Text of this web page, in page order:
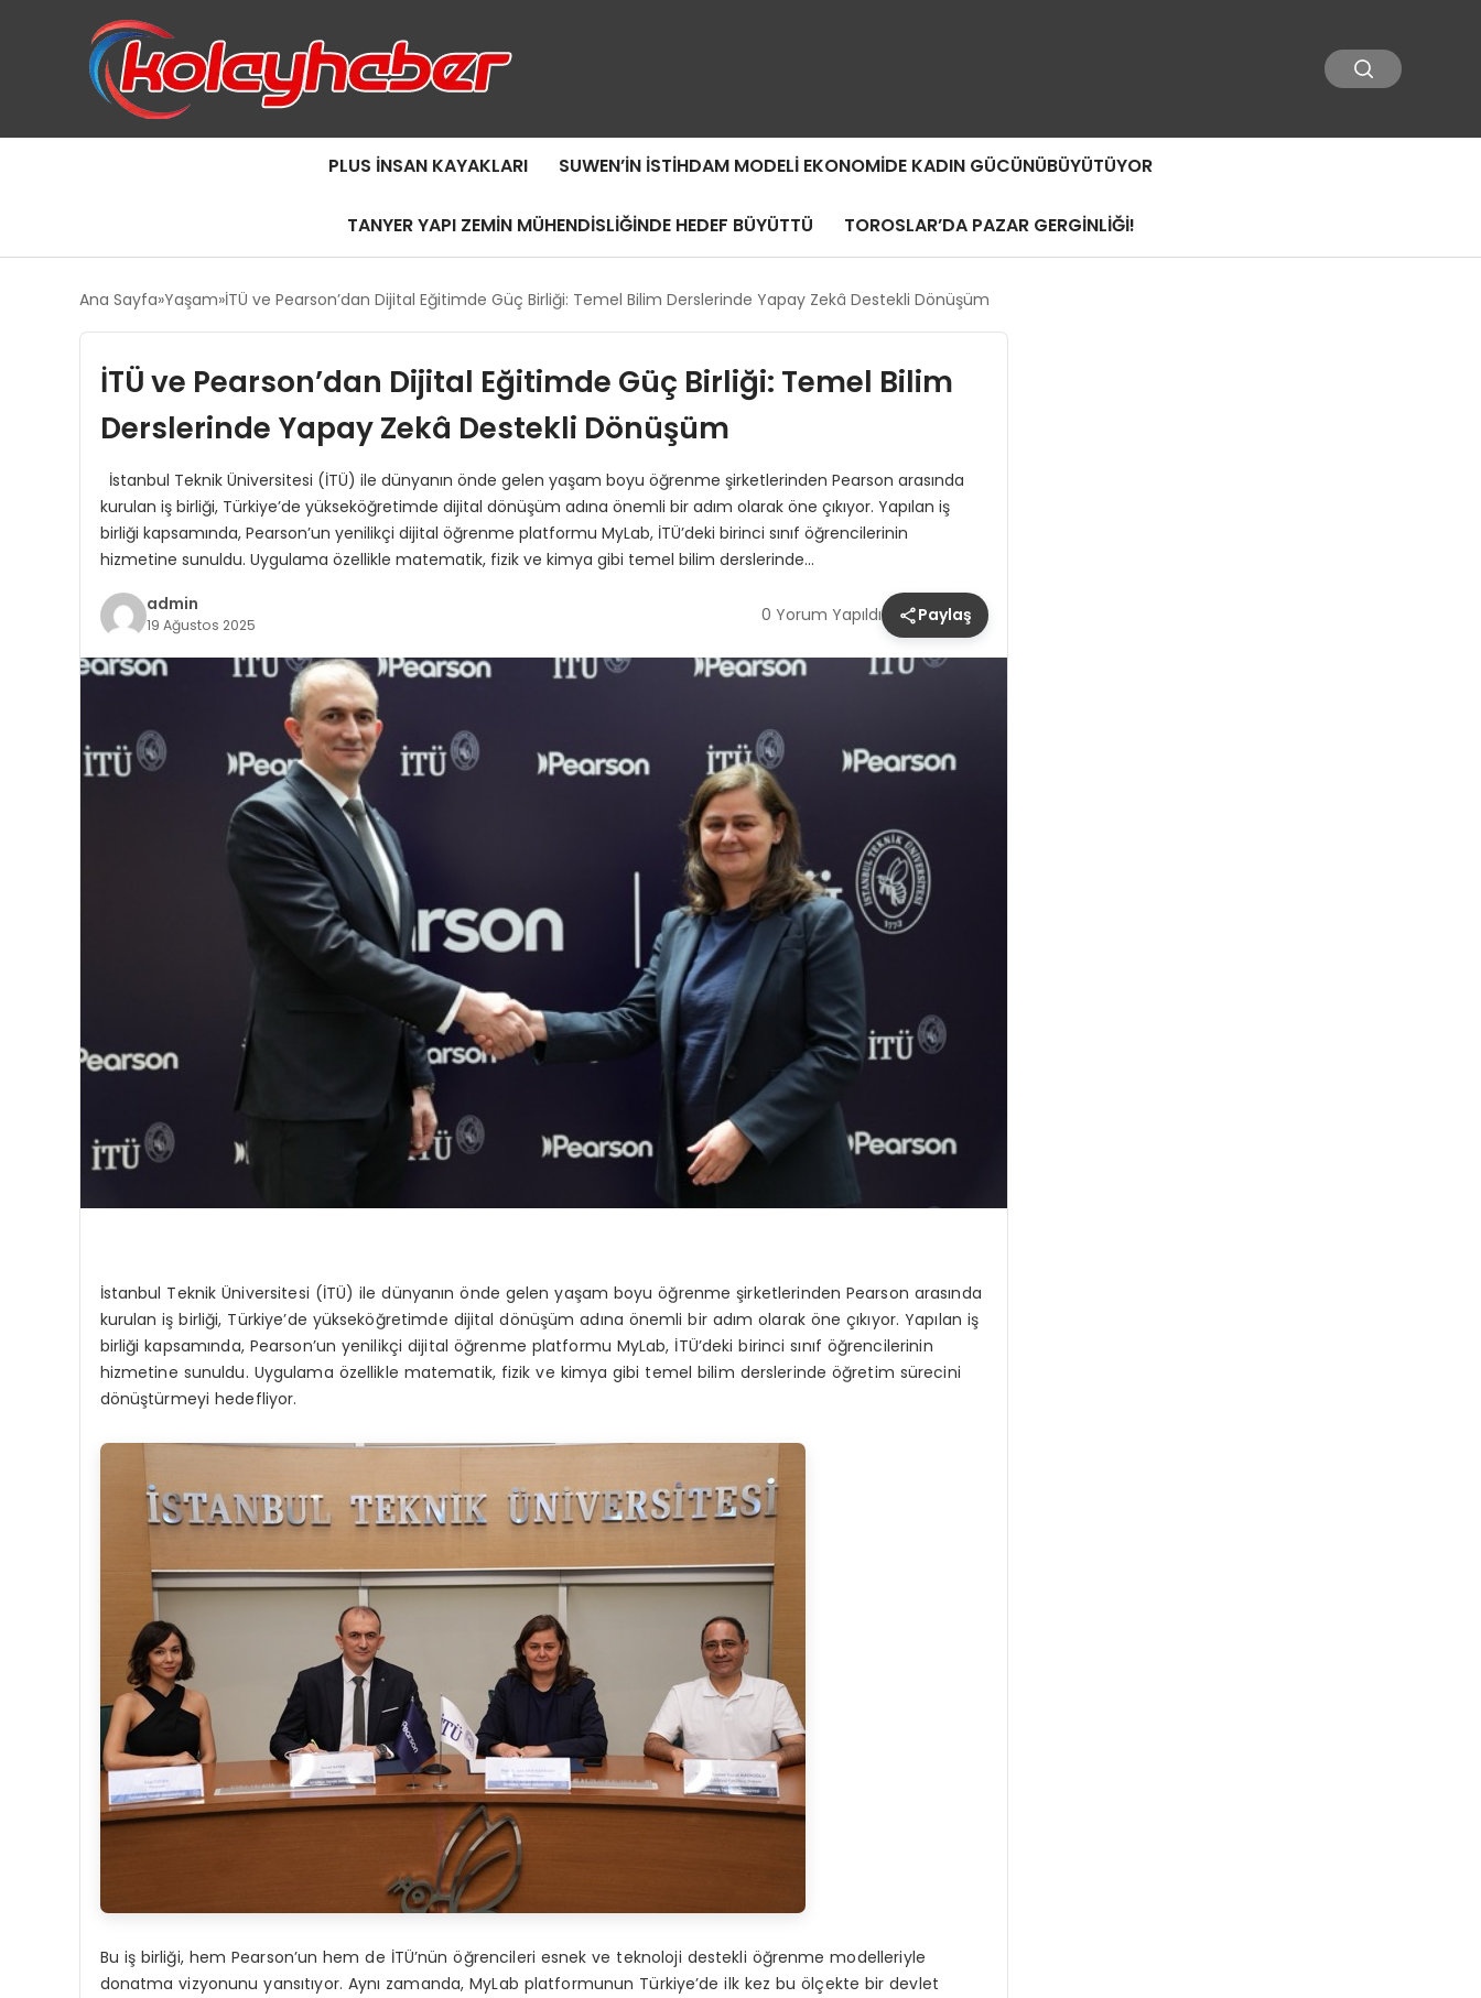
PLUS İNSAN KAYAKLARI SUWEN’IN İSTIHDAM MODELI EKONOMIDE KADIN GÜCÜNÜBÜYÜTÜYOR
TANYER YAPI ZEMIN MÜHENDISLIĞINDE HEDEF BÜYÜTTÜ TOROSLAR’DA PAZAR GERGİNLİĞİ!
Ana Sayfa Yaşam İTÜ ve Pearson’dan Dijital Eğitimde Güç Birliği: Temel Bilim Derslerinde Yapay Zekâ Destekli Dönüşüm
İTÜ ve Pearson’dan Dijital Eğitimde Güç Birliği: Temel Bilim
Derslerinde Yapay Zekâ Destekli Dönüşüm
İstanbul Teknik Üniversitesi (İTÜ) ile dünyanın önde gelen yaşam boyu öğrenme şirketlerinden Pearson arasında
kurulan iş birliği, Türkiye’de yükseköğretimde dijital dönüşüm adına önemli bir adım olarak öne çıkıyor. Yapılan iş
birliği kapsamında, Pearson’un yenilikçi dijital öğrenme platformu MyLab, İTÜ’deki birinci sınıf öğrencilerinin
hizmetine sunuldu. Uygulama özellikle matematik, fizik ve kimya gibi temel bilim derslerinde…
admin
19 Ağustos 2025 0 Yorum Yapıldı Paylaş
İstanbul Teknik Üniversitesi (İTÜ) ile dünyanın önde gelen yaşam boyu öğrenme şirketlerinden Pearson arasında
kurulan iş birliği, Türkiye’de yükseköğretimde dijital dönüşüm adına önemli bir adım olarak öne çıkıyor. Yapılan iş
birliği kapsamında, Pearson’un yenilikçi dijital öğrenme platformu MyLab, İTÜ’deki birinci sınıf öğrencilerinin
hizmetine sunuldu. Uygulama özellikle matematik, fizik ve kimya gibi temel bilim derslerinde öğretim sürecini
dönüştürmeyi hedefliyor.
Bu iş birliği, hem Pearson’un hem de İTÜ’nün öğrencileri esnek ve teknoloji destekli öğrenme modelleriyle
donatma vizyonunu yansıtıyor. Aynı zamanda, MyLab platformunun Türkiye’de ilk kez bu ölçekte bir devlet